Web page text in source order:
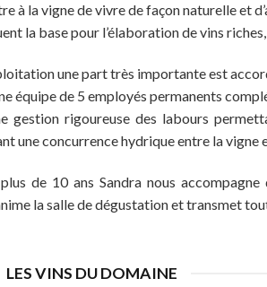
à la vigne de vivre de façon naturelle et
la base pour l’élaboration de vins
une part très importante est
équipe de 5 employés permanents
gestion rigoureuse des labours
une concurrence hydrique entre la vigne
de 10 ans Sandra nous
la salle de dégustation et transmet
LES VINS DU DOMAINE